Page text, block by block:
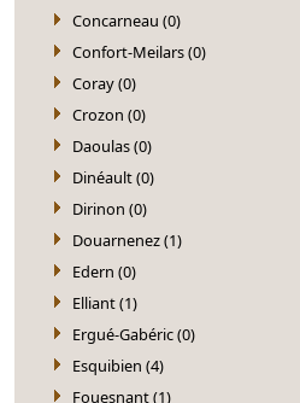
Concarneau (0)
Confort-Meilars (0)
Coray (0)
Crozon (0)
Daoulas (0)
Dinéault (0)
Dirinon (0)
Douarnenez (1)
Edern (0)
Elliant (1)
Ergué-Gabéric (0)
Esquibien (4)
Fouesnant (1)